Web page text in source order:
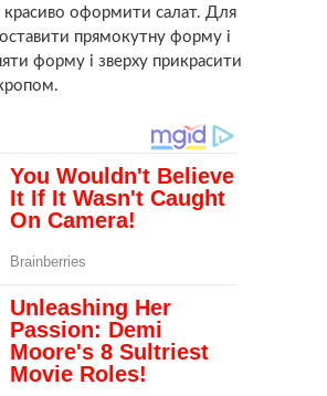
красиво оформити салат. Для
прямокутну форму і
форму і зверху прикрасити